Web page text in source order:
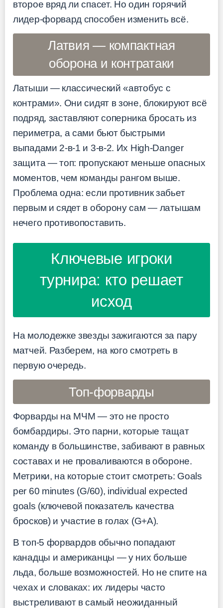
второе вряд ли спасет. Но один горячий
лидер-форвард способен изменить всё.
Латвия — компактная
оборона и контратаки
Латыши — классический «автобус с
контрами». Они сидят в зоне, блокируют всё
подряд, заставляют соперника бросать из
периметра, а сами бьют быстрыми
выпадами 2-в-1 и 3-в-2. Их High-Danger
защита — топ: пропускают меньше опасных
моментов, чем команды рангом выше.
Проблема одна: если противник забьет
первым и сядет в оборону сам — латышам
нечего противопоставить.
Ключевые игроки
турнира: кто решает
исход
На молодежке звезды зажигаются за пару
матчей. Разберем, на кого смотреть в
первую очередь.
Топ-форварды
Форварды на МЧМ — это не просто
бомбардиры. Это парни, которые тащат
команду в большинстве, забивают в равных
составах и не проваливаются в обороне.
Метрики, на которые стоит смотреть: Goals
per 60 minutes (G/60), individual expected
goals (ключевой показатель качества
бросков) и участие в голах (G+A).
В топ-5 форвардов обычно попадают
канадцы и американцы — у них больше
льда, больше возможностей. Но не спите на
чехах и словаках: их лидеры часто
выстреливают в самый неожиданный